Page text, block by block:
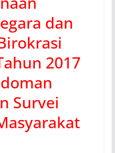
dan
2017
Survei